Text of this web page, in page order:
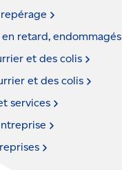
repérage
retard, endommagés
et des colis
et des colis
services